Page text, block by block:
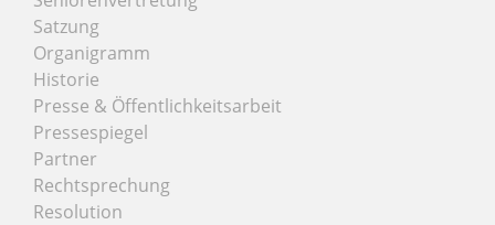
Satzung
Organigramm
Historie
Presse & Öffentlichkeitsarbeit
Pressespiegel
Partner
Rechtsprechung
Resolution